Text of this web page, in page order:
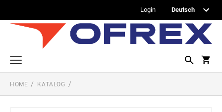
Login
Printy Textstempel
Taschenstempel
HOME KATALOG